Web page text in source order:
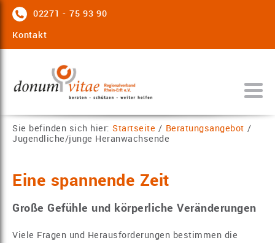
02271 - 75 93 90
Kontakt
Sie befinden sich hier: Startseite / Beratungsangebot /
Jugendliche/junge Heranwachsende
Eine spannende Zeit
Große Gefühle und körperliche Veränderungen
Viele Fragen und Herausforderungen bestimmen die